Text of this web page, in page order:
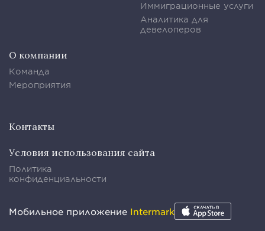
Иммиграционные услуги
Аналитика для
девелоперов
О компании
Команда
Мероприятия
Контакты
Условия использования сайта
Политика
конфиденциальности
Мобильное приложение Intermark